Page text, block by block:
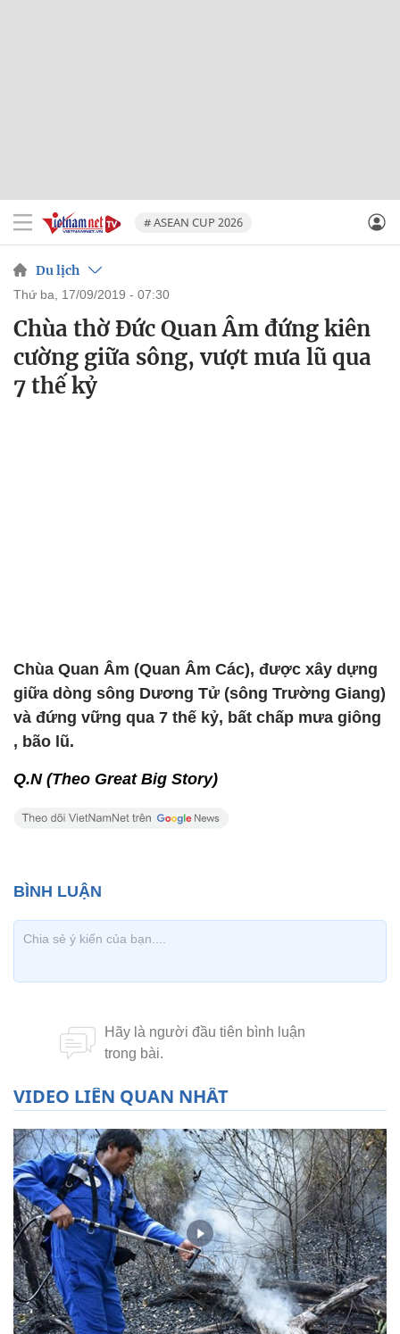
# ASEAN CUP 2026
Du lịch
thứ ba, 17/09/2019 - 07:30
Chùa thờ Đức Quan Âm đứng kiên
cường giữa sông, vượt mưa lũ qua
7 thế kỷ
Chùa Quan Âm (Quan Âm Các), được xây dựng
giữa dòng sông Dương Tử (sông Trường Giang)
và đứng vững qua 7 thế kỷ, bất chấp mưa giông
, bão lũ.
Q.N (Theo Great Big Story)
VIDEO LIÊN QUAN NHẤT